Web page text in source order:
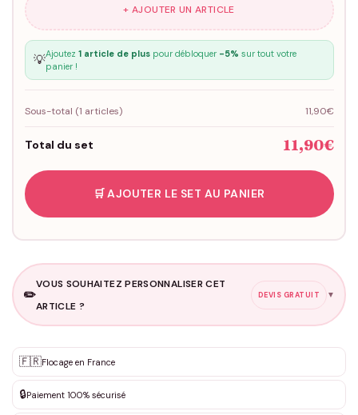
+ AJOUTER UN ARTICLE
💡Ajoutez 1 article de pluspour débloquer -5% sur tout votre
panier !
Sous-total (1 articles) 11,90€
Total du set 11,90€
🛒 AJOUTER LE SET AU PANIER
✏️
VOUS SOUHAITEZ PERSONNALISER CET
ARTICLE ?
DEVIS GRATUIT ▼
✨ Personnalisation sur mesure
DEVIS GRATUIT · Personnalisation de 3 à 10€ selon la demande
Que souhaitez-vous ?*
🇫🇷Flocage en France
🔒Paiement 100% sécurisé